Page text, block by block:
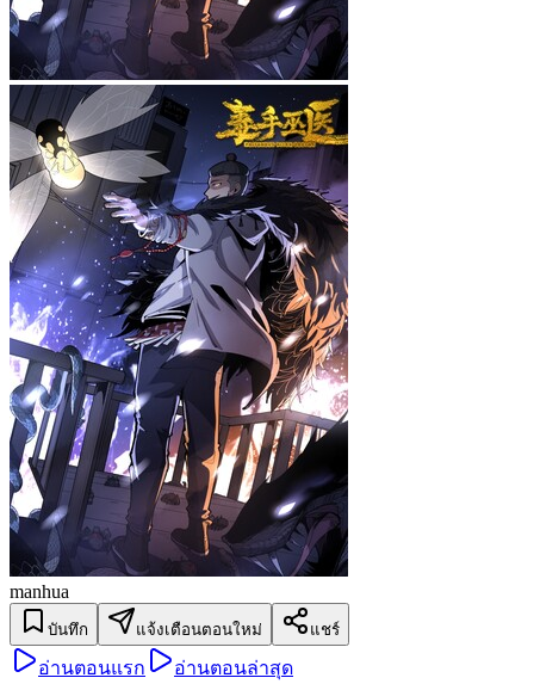
manhua
บันทึก แจ้งเตือนตอนใหม่ แชร์
อ่านตอนแรก อ่านตอนล่าสุด